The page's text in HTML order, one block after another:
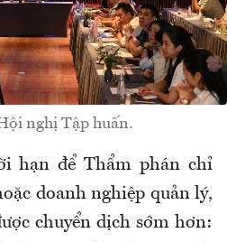
nghị Tập huấn.
hạn để Thẩm phán chỉ
doanh nghiệp quản lý,
chuyển dịch sớm hơn: